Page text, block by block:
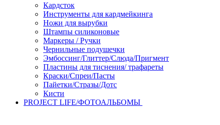
Кардсток
Инструменты для кардмейкинга
Ножи для вырубки
Штампы силиконовые
Маркеры / Ручки
Чернильные подушечки
Эмбоссинг/Глиттер/Слюда/Пригмент
Пластины для тиснения/ трафареты
Краски/Спреи/Пасты
Пайетки/Стразы/Дотс
Кисти
PROJECT LIFE/ФОТОАЛЬБОМЫ